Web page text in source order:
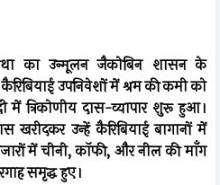
का उन्मूलन जैकोबिन शासन के
उपनिवेशों में श्रम की कमी को
में त्रिकोणीय दास-व्यापार शुरू हुआ।
खरीदकर उन्हें कैरिबियाई बागानों में
में चीनी, कॉफी, और नील की माँग
समृद्ध हुए।